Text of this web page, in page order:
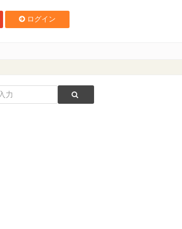
ログイン